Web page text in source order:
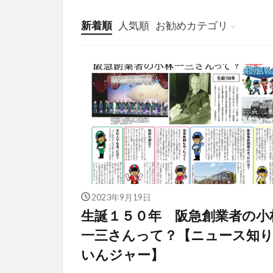
新着順 人気順 お勧めカテゴリ
投稿
学び
マンガ
電子書籍
2023年9月19日
生誕１５０年 阪急創業者の小
一三さんって？【ニュース知
いんジャー】